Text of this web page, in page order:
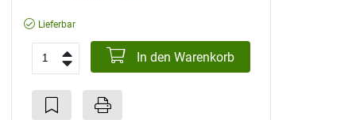
Lieferbar
In den Warenkorb